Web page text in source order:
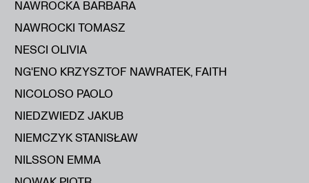
NAWROCKA BARBARA
NAWROCKI TOMASZ
NESCI OLIVIA
NG'ENO KRZYSZTOF NAWRATEK, FAITH
NICOLOSO PAOLO
NIEDZWIEDZ JAKUB
NIEMCZYK STANISŁAW
NILSSON EMMA